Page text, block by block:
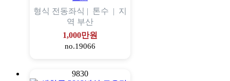
형식 전동좌식 | 톤수 | 지
역 부산
1,000만원
no.19066
9830